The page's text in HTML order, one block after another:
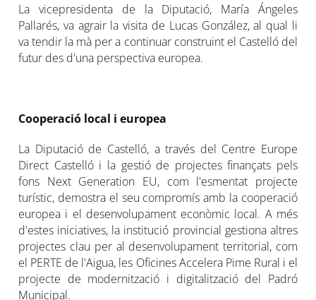
La vicepresidenta de la Diputació, María Ángeles
Pallarés, va agrair la visita de Lucas González, al qual li
va tendir la mà per a continuar construint el Castelló del
futur des d'una perspectiva europea.
Cooperació local i europea
La Diputació de Castelló, a través del Centre Europe
Direct Castelló i la gestió de projectes finançats pels
fons Next Generation EU, com l'esmentat projecte
turístic, demostra el seu compromís amb la cooperació
europea i el desenvolupament econòmic local. A més
d'estes iniciatives, la institució provincial gestiona altres
projectes clau per al desenvolupament territorial, com
el PERTE de l'Aigua, les Oficines Accelera Pime Rural i el
projecte de modernització i digitalització del Padró
Municipal.